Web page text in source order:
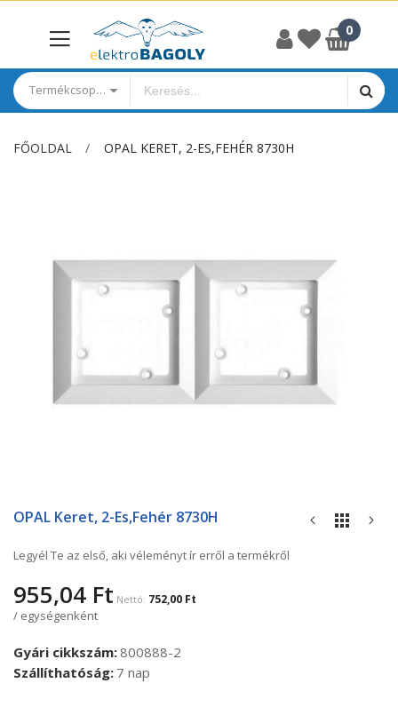
Termékcsoportok
FŐOLDAL OPAL KERET, 2-ES,FEHÉR 8730H
a
elejére
OPAL Keret, 2-Es,fehér 8730H
Legyél Te az első, aki véleményt ír erről a termékről
955,04 Ft 752,00 Ft
/ egységenként
Gyári cikkszám 800888-2
Szállíthatóság 7 nap